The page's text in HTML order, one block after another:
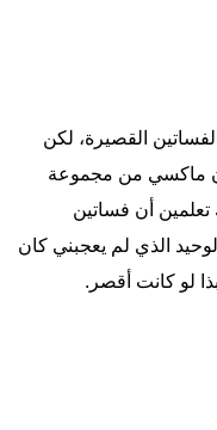
القصيرة، لكن
ماكسي من مجموعة
تعلمين أن فساتين
الذي لم يعجبني كان
لو كانت أقصر.